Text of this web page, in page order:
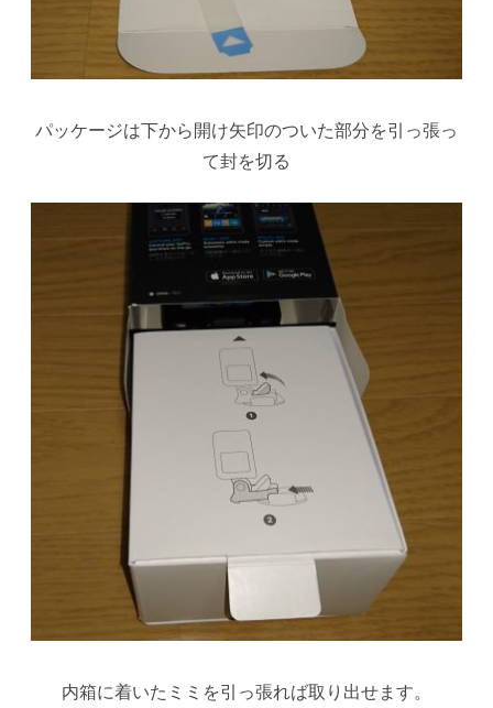
パッケージは下から開け矢印のついた部分を引っ張っ
て封を切る
内箱に着いたミミを引っ張れば取り出せます。